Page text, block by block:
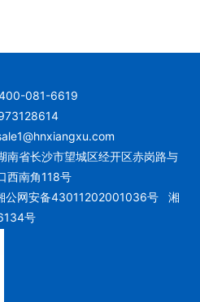
081-6619
南省长沙市望城区经开区赤岗路与
西南角118号
公网安备43011202001036号
湘
号